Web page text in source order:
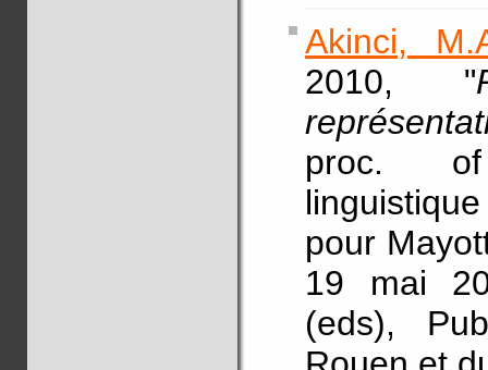
Akinci,
2010, "
proc. of
pour
19 mai
(eds),